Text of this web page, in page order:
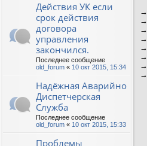
Действия УК если
срок действия
договора
управления
закончился.
Последнее сообщение
old_forum « 10 окт 2015, 15:34
Надёжная Аварийно
Диспетчерская
Служба
Последнее сообщение
old_forum « 10 окт 2015, 15:33
Проблемы
→
→
→
→
→
→
→
→